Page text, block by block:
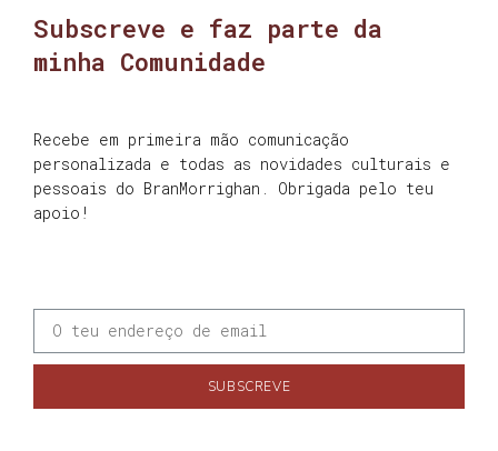
Subscreve e faz parte da
minha Comunidade
Recebe em primeira mão comunicação
personalizada e todas as novidades culturais e
pessoais do BranMorrighan. Obrigada pelo teu
apoio!
SUBSCREVE